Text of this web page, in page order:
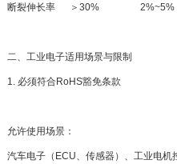
断裂伸长率 ＞30%
二、工业电子适用场景与限制
1. 必须符合RoHS豁免条款
允许使用场景：
汽车电子（ECU、传感器）、工业电